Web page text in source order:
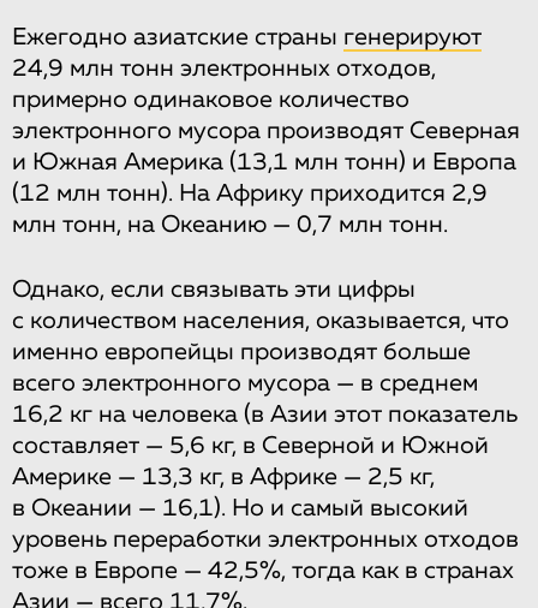
Ежегодно азиатские страны генерируют
24,9 млн тонн электронных отходов,
примерно одинаковое количество
электронного мусора производят Северная
и Южная Америка (13,1 млн тонн) и Европа
(12 млн тонн). На Африку приходится 2,9
млн тонн, на Океанию — 0,7 млн тонн.
Однако, если связывать эти цифры
с количеством населения, оказывается, что
именно европейцы производят больше
всего электронного мусора — в среднем
16,2 кг на человека (в Азии этот показатель
составляет — 5,6 кг, в Северной и Южной
Америке — 13,3 кг, в Африке — 2,5 кг,
в Океании — 16,1). Но и самый высокий
уровень переработки электронных отходов
тоже в Европе — 42,5%, тогда как в странах
Азии — всего 11,7%.